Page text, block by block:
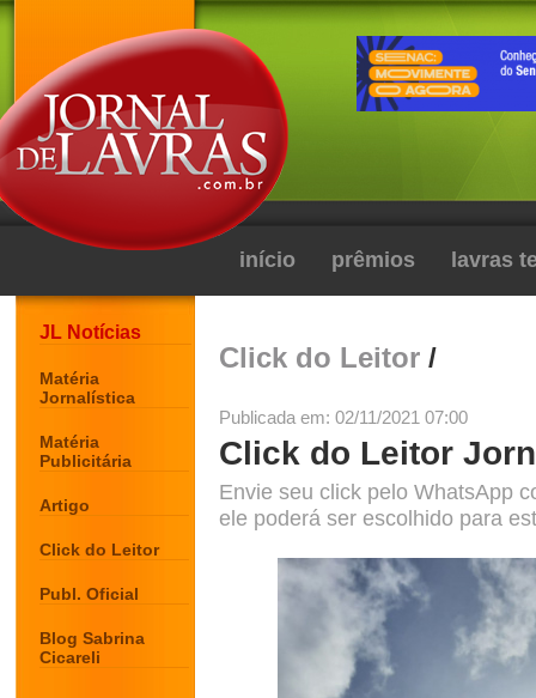
início prêmios lavras
JL Notícias
Matéria
Jornalística
Matéria
Publicitária
Artigo
Click do Leitor
Publ. Oficial
Blog Sabrina
Cicareli
Click do Leitor /
Publicada em: 02/11/2021 07:00
Click do Leitor
Envie seu click pelo WhatsApp
ele poderá ser escolhido para